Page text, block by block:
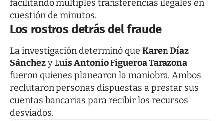
facilitando múltiples transferencias ilegales en
cuestión de minutos.
Los rostros detrás del fraude
La investigación determinó que Karen Díaz
SánchezyLuis Antonio Figueroa Tarazona
fueron quienes planearon la maniobra. Ambos
reclutaron personas dispuestas a prestar sus
cuentas bancarias para recibir los recursos
desviados.